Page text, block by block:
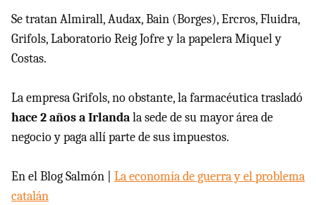
Se tratan Almirall, Audax, Bain (Borges), Ercros, Fluidra,
Grifols, Laboratorio Reig Jofre y la papelera Miquel y
Costas.
La empresa Grifols, no obstante, la farmacéutica trasladó
hace 2 años a Irlandala sede de su mayor área de
negocio y paga allí parte de sus impuestos.
En el Blog Salmón | La economía de guerra y el problema
catalán